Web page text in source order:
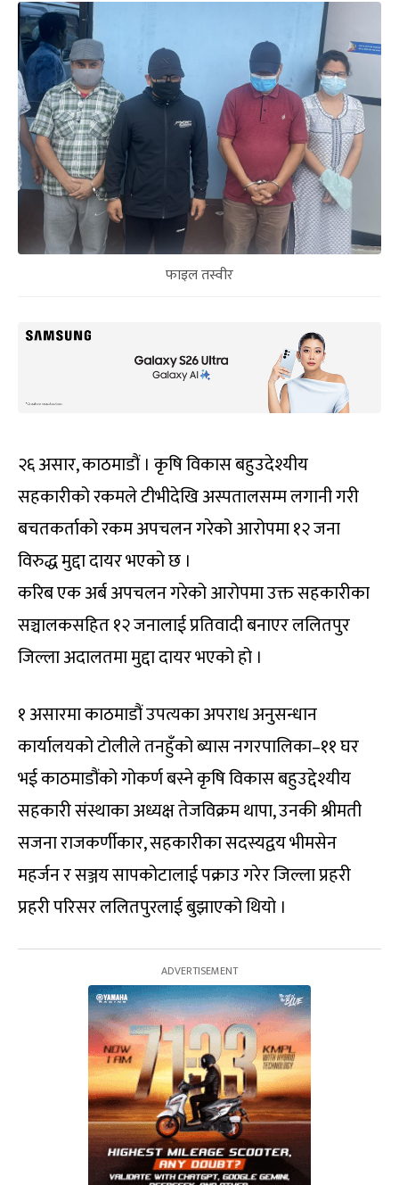
फाइल तस्वीर
२६ असार, काठमाडौं । कृषि विकास बहुउदेश्यीय
सहकारीको रकमले टीभीदेखि अस्पतालसम्म लगानी गरी
बचतकर्ताको रकम अपचलन गरेको आरोपमा १२ जना
विरुद्ध मुद्दा दायर भएको छ ।
करिब एक अर्ब अपचलन गरेको आरोपमा उक्त सहकारीका
सञ्चालकसहित १२ जनालाई प्रतिवादी बनाएर ललितपुर
जिल्ला अदालतमा मुद्दा दायर भएको हो ।
१ असारमा काठमाडौं उपत्यका अपराध अनुसन्धान
कार्यालयको टोलीले तनहुँको ब्यास नगरपालिका–११ घर
भई काठमाडौंको गोकर्ण बस्ने कृषि विकास बहुउद्देश्यीय
सहकारी संस्थाका अध्यक्ष तेजविक्रम थापा, उनकी श्रीमती
सजना राजकर्णीकार, सहकारीका सदस्यद्वय भीमसेन
महर्जन र सञ्जय सापकोटालाई पक्राउ गरेर जिल्ला प्रहरी
प्रहरी परिसर ललितपुरलाई बुझाएको थियो ।